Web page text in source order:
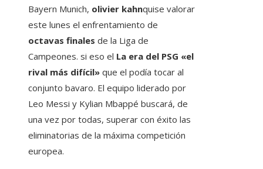
Bayern Munich, olivier kahnquise valorar
este lunes el enfrentamiento de
octavas finales de la Liga de
Campeones. si eso el La era del PSG «el
rival más difícil» que el podía tocar al
conjunto bavaro. El equipo liderado por
Leo Messi y Kylian Mbappé buscará, de
una vez por todas, superar con éxito las
eliminatorias de la máxima competición
europea.